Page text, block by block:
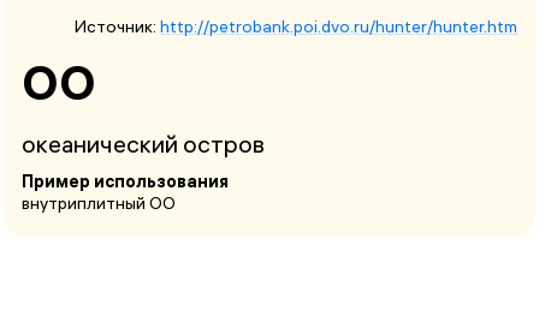
Источник: http://petrobank.poi.dvo.ru/hunter/hunter.htm
ОО
океанический остров
Пример использования
внутриплитный ОО